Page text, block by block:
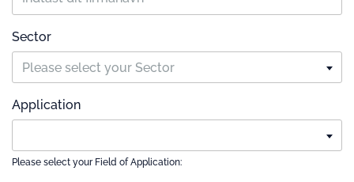
Sector
Please select your Sector
Application
Please select your Field of Application: